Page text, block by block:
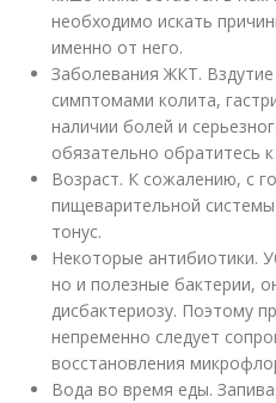
необходимо искать
именно от него.
Заболевания ЖКТ.
симптомами колита,
наличии болей и
обязательно обратитесь к
Возраст. К сожалению, с
пищеварительной
тонус.
Некоторые антибиотики.
но и полезные бактерии,
дисбактериозу. Поэтому
непременно следует
восстановления
Вода во время еды.